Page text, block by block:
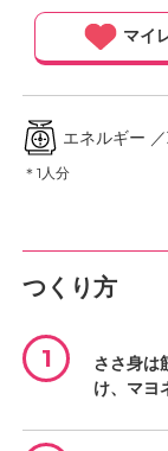
マイ
エネルギー
＊1人分
つくり方
1
ささ身は
け、マヨ